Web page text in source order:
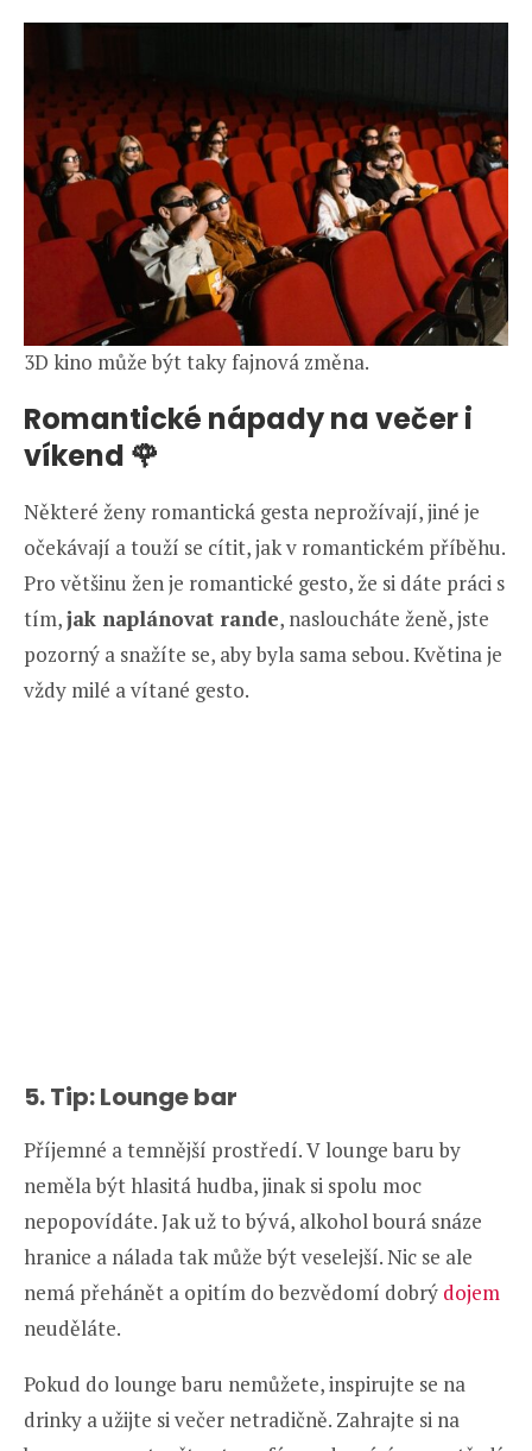
3D kino může být taky fajnová změna.
Romantické nápady na večer i
víkend 🌹
Některé ženy romantická gesta neprožívají, jiné je
očekávají a touží se cítit, jak v romantickém příběhu.
Pro většinu žen je romantické gesto, že si dáte práci s
tím,jak naplánovat rande, nasloucháte ženě, jste
pozorný a snažíte se, aby byla sama sebou. Květina je
vždy milé a vítané gesto.
5. Tip: Lounge bar
Příjemné a temnější prostředí. V lounge baru by
neměla být hlasitá hudba, jinak si spolu moc
nepopovídáte. Jak už to bývá, alkohol bourá snáze
hranice a nálada tak může být veselejší. Nic se ale
nemá přehánět a opitím do bezvědomí dobrý dojem
neuděláte.
Pokud do lounge baru nemůžete, inspirujte se na
drinky a užijte si večer netradičně. Zahrajte si na